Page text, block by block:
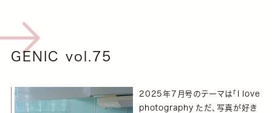
GENIC vol.75
2025年7月号のテーマは「I love
photography ただ、写真が好き